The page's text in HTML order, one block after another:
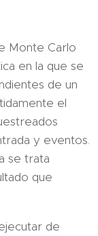
Monte Carlo
en la que se
de un
el
y eventos.
se trata
que
de